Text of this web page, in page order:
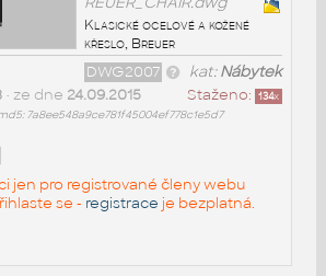
Klasické ocelové a kožené
křeslo, Breuer
kat:Nábytek
DWG2007
Staženo: 134x
• ze dne 24.09.2015
7a8ee548a9ce781f45004ef778c1e5d7
jen pro registrované členy webu
se - registrace je bezplatná.